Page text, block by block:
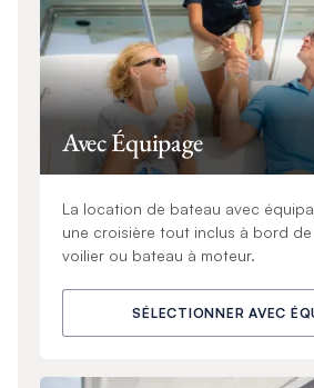
Avec Équipage
La location de bateau avec
une croisière tout inclus à bord
voilier ou bateau à moteur.
SÉLECTIONNER AVEC